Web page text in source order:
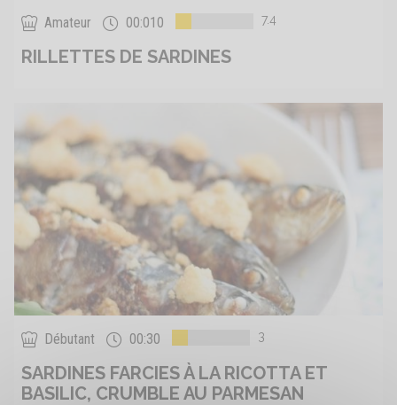
Amateur 00:010 7.4
RILLETTES DE SARDINES
Débutant 00:30 3
SARDINES FARCIES À LA RICOTTA ET
BASILIC, CRUMBLE AU PARMESAN